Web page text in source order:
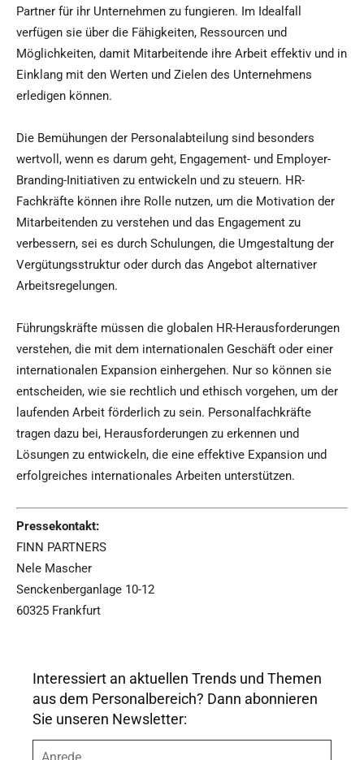
Partner für ihr Unternehmen zu fungieren. Im Idealfall
verfügen sie über die Fähigkeiten, Ressourcen und
Möglichkeiten, damit Mitarbeitende ihre Arbeit effektiv und in
Einklang mit den Werten und Zielen des Unternehmens
erledigen können.
Die Bemühungen der Personalabteilung sind besonders
wertvoll, wenn es darum geht, Engagement- und Employer-
Branding-Initiativen zu entwickeln und zu steuern. HR-
Fachkräfte können ihre Rolle nutzen, um die Motivation der
Mitarbeitenden zu verstehen und das Engagement zu
verbessern, sei es durch Schulungen, die Umgestaltung der
Vergütungsstruktur oder durch das Angebot alternativer
Arbeitsregelungen.
Führungskräfte müssen die globalen HR-Herausforderungen
verstehen, die mit dem internationalen Geschäft oder einer
internationalen Expansion einhergehen. Nur so können sie
entscheiden, wie sie rechtlich und ethisch vorgehen, um der
laufenden Arbeit förderlich zu sein. Personalfachkräfte
tragen dazu bei, Herausforderungen zu erkennen und
Lösungen zu entwickeln, die eine effektive Expansion und
erfolgreiches internationales Arbeiten unterstützen.
Pressekontakt:
FINN PARTNERS
Nele Mascher
Senckenberganlage 10-12
60325 Frankfurt
Interessiert an aktuellen Trends und Themen
aus dem Personalbereich? Dann abonnieren
Sie unseren Newsletter: